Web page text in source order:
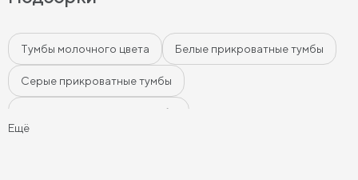
Тумбы молочного цвета Белые прикроватные тумбы
Серые прикроватные тумбы
Черные прикроватные тумбы
Ещё